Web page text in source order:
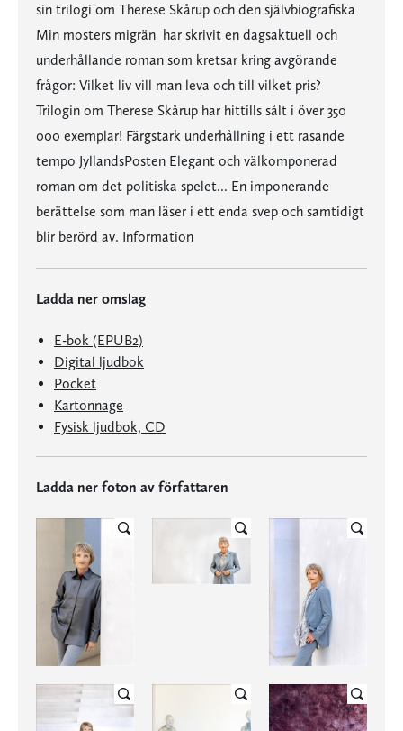
sin trilogi om Therese Skårup och den självbiografiska
Min mosters migrän  har skrivit en dagsaktuell och
underhållande roman som kretsar kring avgörande
frågor: Vilket liv vill man leva och till vilket pris?
Trilogin om Therese Skårup har hittills sålt i över 350
000 exemplar! Färgstark underhållning i ett rasande
tempo JyllandsPosten Elegant och välkomponerad
roman om det politiska spelet... En imponerande
berättelse som man läser i ett enda svep och samtidigt
blir berörd av. Information
Ladda ner omslag
E-bok (EPUB2)
Digital ljudbok
Pocket
Kartonnage
Fysisk ljudbok, CD
Ladda ner foton av författaren